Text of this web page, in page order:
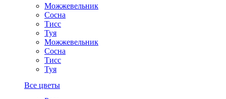
Можжевельник
Сосна
Тисс
Туя
Можжевельник
Сосна
Тисс
Туя
Все цветы